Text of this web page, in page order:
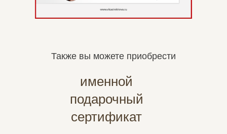
именной
подарочный
сертификат
Также вы можете приобрести